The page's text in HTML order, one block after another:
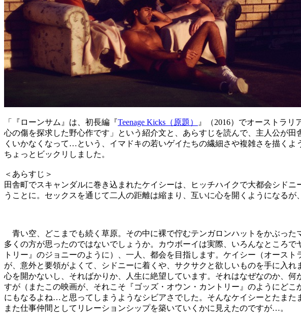
「『ローンサム』は、初長編『Teenage Kicks（原題）
』（2016）でオーストラ
心の傷を探求した野心作です」という紹介文と、あらすじを読んで、主人公が
くいかなくなって…という、イマドキの若いゲイたちの繊細さや複雑さを描く
ちょっとビックリしました。
＜あらすじ＞
田舎町でスキャンダルに巻き込まれたケイシーは、ヒッチハイクで大都会シド
うことに。セックスを通じて二人の距離は縮まり、互いに心を開くようになる
青い空、どこまでも続く草原。その中に裸で佇むテンガロンハットをかぶっ
多くの方が思ったのではないでしょうか。カウボーイは実際、いろんなところ
トリー』のジョニーのように）、一人、都会を目指します。ケイシー（オース
が、意外と要領がよくて、シドニーに着くや、サクサクと欲しいものを手に入
心を開かないし、そればかりか、人生に絶望しています。それはなぜなのか、
すが（またこの映画が、それこそ『ゴッズ・オウン・カントリー』のようにど
にもなるよね…と思ってしまうようなシビアさでした。そんなケイシーとたま
また仕事仲間としてリレーションシップを築いていくかに見えたのですが…。